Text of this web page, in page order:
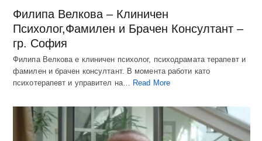
Филипа Велкова – Клиничен
Психолог,Фамилен и Брачен Консултант –
гр. София
Филипа Велкова е клиничен психолог, психодрамата терапевт и
фамилен и брачен консултант. В момента работи като
психотерапевт и управител на…
Read More